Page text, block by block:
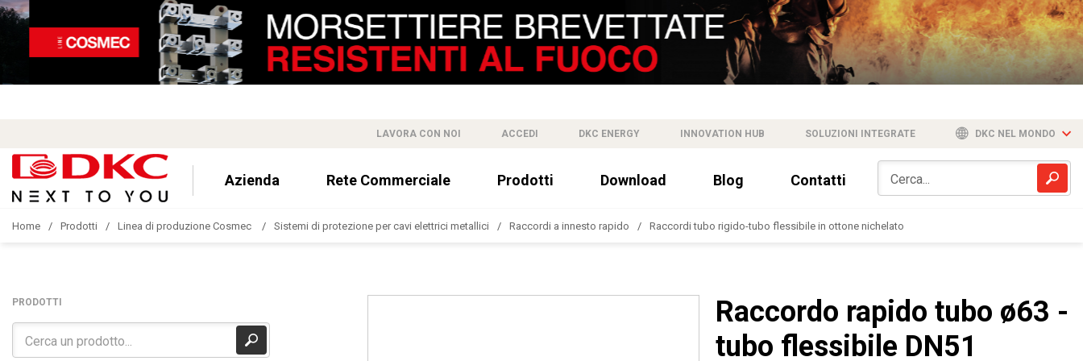
LAVORA CON NOI ACCEDI DKC ENERGY INNOVATION HUB SOLUZIONI INTEGRATE DKC NEL MONDO
Azienda Rete Commerciale Prodotti Download Blog Contatti
Home Prodotti Linea di produzione Cosmec Sistemi di protezione per cavi elettrici metallici Raccordi a innesto rapido Raccordi tubo rigido-tubo flessibile in ottone nichelato
PRODOTTI
Raccordo rapido tubo ø63 -
tubo flessibile DN51